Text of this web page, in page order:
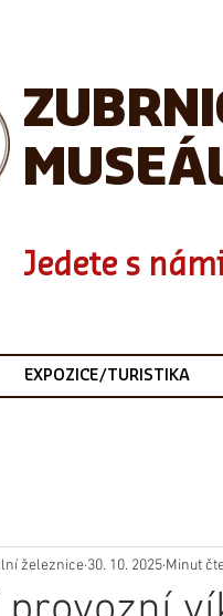
Jedete s
EXPOZICE/TURISTIKA
železnice 30. 10. 2025 Minut